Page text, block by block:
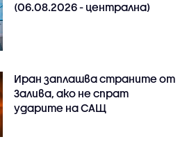
(06.08.2026 - централна)
Иран заплашва страните от
Залива, ако не спрат
ударите на САЩ